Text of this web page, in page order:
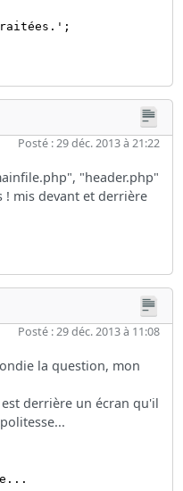
Posté : 29 déc. 2013 à 21:22
"header.php"
mis devant et derrière
Posté : 29 déc. 2013 à 11:08
la question, mon
derrière un écran qu'il